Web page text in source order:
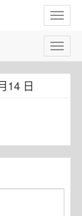
Toggle
Toggle
14 日